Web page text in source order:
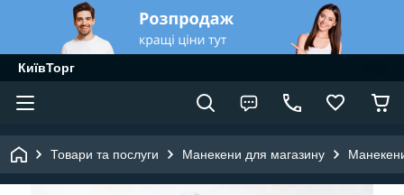
КиївТорг
Товари та послуги Манекени для магазину